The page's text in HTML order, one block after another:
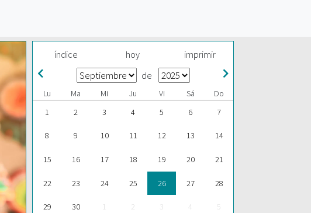
índice hoy imprimir
de
Lu Ma Mi Ju Vi Sá
Do
1
2 3 4 5 6 7
8 9 10 11 12 13 14
15 16 17 18 19 20 21
22 23 24 25 26 27 28
29 30 1 2 3 4 5